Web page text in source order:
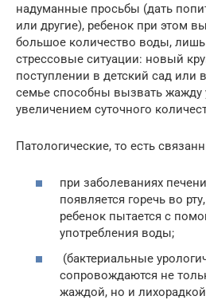
надуманные просьбы (дать
или другие), ребенок при этом
большое количество воды,
стрессовые ситуации: новый
поступлении в детский сад или
семье способны вызвать жажду
увеличением суточного
Патологические, то есть
при заболеваниях
появляется горечь во
ребенок пытается с
употребления воды;
(бактериальные
сопровождаются не
жаждой, но и